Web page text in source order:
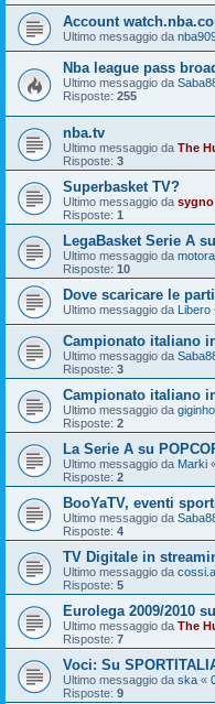
Account
Ultimo messaggio da
Nba league pass
Ultimo messaggio da
Risposte: 255
nba.tv
Ultimo messaggio da The
Risposte: 3
Superbasket TV?
Ultimo messaggio da sygno
Risposte: 1
LegaBasket Serie A
Ultimo messaggio da
Risposte: 10
Dove scaricare le
Ultimo messaggio da Libero
Campionato italiano
Ultimo messaggio da
Risposte: 3
Campionato italiano
Ultimo messaggio da
Risposte: 2
La Serie A su
Ultimo messaggio da Marki
Risposte: 2
BooYaTV, eventi
Ultimo messaggio da
Risposte: 4
TV Digitale in
Ultimo messaggio da
Risposte: 5
Eurolega 2009/2010
Ultimo messaggio da The
Risposte: 7
Voci: Su
Ultimo messaggio da ska «
Risposte: 9